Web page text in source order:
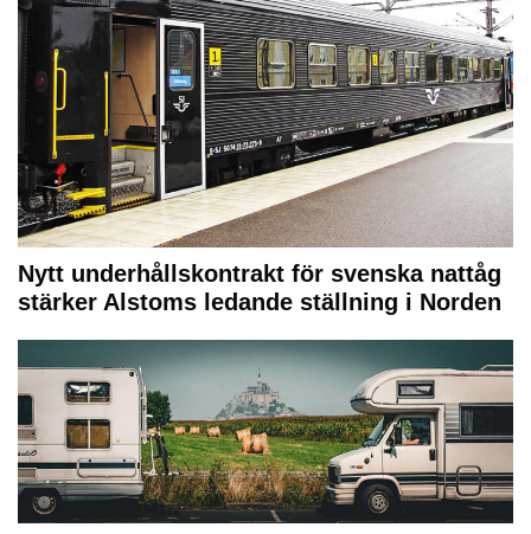
Nytt underhållskontrakt för svenska nattåg
stärker Alstoms ledande ställning i Norden